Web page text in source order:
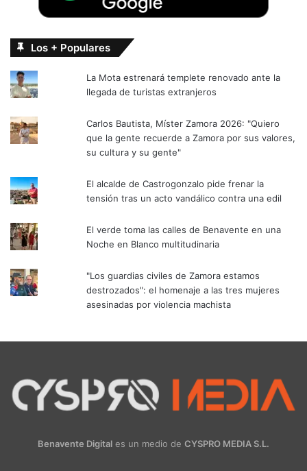
Los + Populares
La Mota estrenará templete renovado ante la
llegada de turistas extranjeros
Carlos Bautista, Míster Zamora 2026: "Quiero
que la gente recuerde a Zamora por sus valores,
su cultura y su gente"
El alcalde de Castrogonzalo pide frenar la
tensión tras un acto vandálico contra una edil
El verde toma las calles de Benavente en una
Noche en Blanco multitudinaria
"Los guardias civiles de Zamora estamos
destrozados": el homenaje a las tres mujeres
asesinadas por violencia machista
Benavente Digital es un medio de CYSPRO MEDIA S.L.